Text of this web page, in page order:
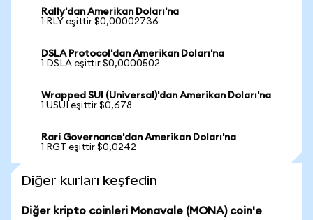
Rally'dan Amerikan Doları'na
1 RLY eşittir $0,00002736
DSLA Protocol'dan Amerikan Doları'na
1 DSLA eşittir $0,0000502
Wrapped SUI (Universal)'dan Amerikan Doları'na
1 USUI eşittir $0,678
Rari Governance'dan Amerikan Doları'na
1 RGT eşittir $0,0242
Diğer kurları keşfedin
Diğer kripto coinleri Monavale (MONA) coin'e